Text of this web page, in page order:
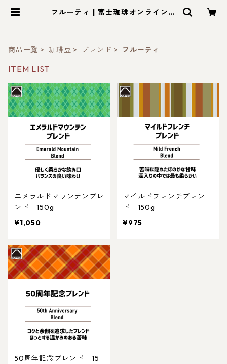
フルーティ | 富士珈琲オンラインシ
商品一覧 珈琲豆 ブレンド フルーティ
ITEM LIST
エメラルドマウンテンブレ
ンド 150g
¥1,050
マイルドフレンチブレン
ド 150g
¥975
50周年記念ブレンド 15